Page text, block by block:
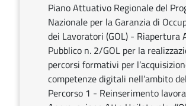
Piano Attuativo Regionale del
Nazionale per la Garanzia di
dei Lavoratori (GOL) - Riapertura
Pubblico n. 2/GOL per la
percorsi formativi per
competenze digitali nell’ambito del
Percorso 1 - Reinserimento